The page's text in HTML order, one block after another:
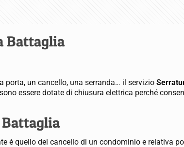
Battaglia
porta, un cancello, una serranda… il servizio
essere dotate di chiusura elettrica perché
è quello del cancello di un condominio e relativa